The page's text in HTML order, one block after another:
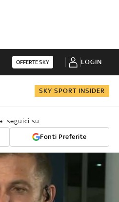
OFFERTE SKY LOGIN
SKY SPORT INSIDER
seguici su
Fonti Preferite